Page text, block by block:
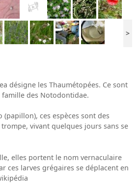
>
désigne les Thaumétopées. Ce sont
des Notodontidae.
ces espèces sont des
vivant quelques jours sans se
elles portent le nom vernaculaire
ces larves grégaires se déplacent en